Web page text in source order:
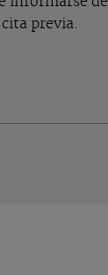
previa.